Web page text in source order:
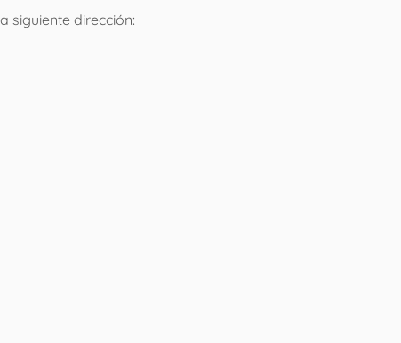
siguiente dirección: